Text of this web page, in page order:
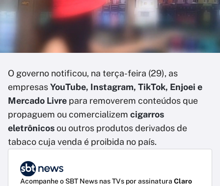
O governo notificou, na terça-feira (29), as
empresasYouTube, Instagram, TikTok, Enjoei e
Mercado Livre para removerem conteúdos que
propaguem ou comercializem cigarros
eletrônicosou outros produtos derivados de
tabaco cuja venda é proibida no país.
Acompanhe o SBT News nas TVs por assinatura Claro